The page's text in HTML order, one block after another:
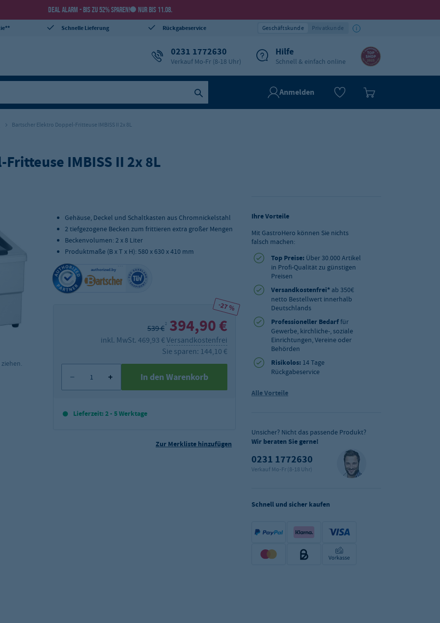
DEAL ALARM - BIS ZU 52% SPAREN! NUR BIS 11.08.
Schnelle Lieferung Rückgabeservice Geschäftskunde Privatkunde
0231 1772630
Verkauf Mo-Fr (8-18 Uhr)
Hilfe
Schnell & einfach online
Anmelden
Bartscher Elektro Doppel-Fritteuse IMBISS II 2x 8L
IMBISS II 2x 8L
Gehäuse, Deckel und Schaltkasten aus Chromnickelstahl
2 tiefgezogene Becken zum frittieren extra großer Mengen
Beckenvolumen: 2 x 8 Liter
Produktmaße (B x T x H): 580 x 630 x 410 mm
-27 %
539 €2 394,90 €
inkl. MwSt. 469,93 €Versandkostenfrei
Sie sparen: 144,10 €
In den Warenkorb
Lieferzeit: 2 - 5 Werktage
Zur Merkliste hinzufügen
Ihre Vorteile
Mit GastroHero können Sie nichts
falsch machen:
Top Preise: Über 30.000 Artikel
in Profi-Qualität zu günstigen
Preisen
Versandkostenfrei* ab 350€
netto Bestellwert innerhalb
Deutschlands
Professioneller Bedarffür
Gewerbe, kirchliche-, soziale
Einrichtungen, Vereine oder
Behörden
Risikolos: 14 Tage
Rückgabeservice
Alle Vorteile
Unsicher? Nicht das passende Produkt?
Wir beraten Sie gerne!
0231 1772630
Verkauf Mo-Fr (8-18 Uhr)
Schnell und sicher kaufen